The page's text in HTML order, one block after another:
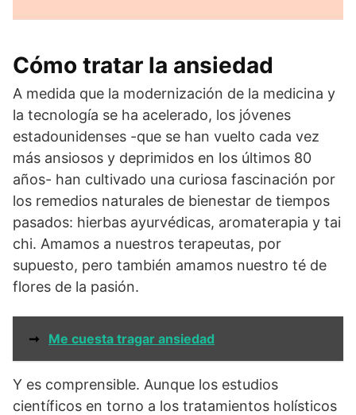
Cómo tratar la ansiedad
A medida que la modernización de la medicina y
la tecnología se ha acelerado, los jóvenes
estadounidenses -que se han vuelto cada vez
más ansiosos y deprimidos en los últimos 80
años- han cultivado una curiosa fascinación por
los remedios naturales de bienestar de tiempos
pasados: hierbas ayurvédicas, aromaterapia y tai
chi. Amamos a nuestros terapeutas, por
supuesto, pero también amamos nuestro té de
flores de la pasión.
➞ Me cuesta tragar ansiedad
Y es comprensible. Aunque los estudios
científicos en torno a los tratamientos holísticos